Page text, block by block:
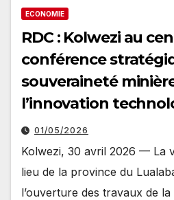
ECONOMIE
RDC : Kolwezi au
conférence
souveraineté
l’innovation
01/05/2026
Kolwezi, 30 avril 2026 — La
lieu de la province du
l’ouverture des travaux de